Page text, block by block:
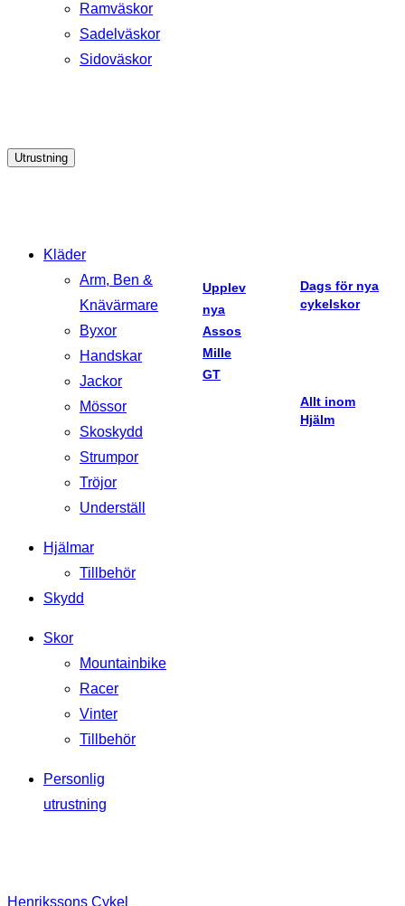
Ramväskor
Sadelväskor
Sidoväskor
Utrustning
Kläder
Arm, Ben &
Knävärmare
Byxor
Handskar
Jackor
Mössor
Skoskydd
Strumpor
Tröjor
Underställ
Hjälmar
Tillbehör
Skydd
Skor
Mountainbike
Racer
Vinter
Tillbehör
Personlig
utrustning
Upplev
nya
Assos
Mille
GT
Dags för nya
cykelskor
Allt inom
Hjälm
Henrikssons Cykel